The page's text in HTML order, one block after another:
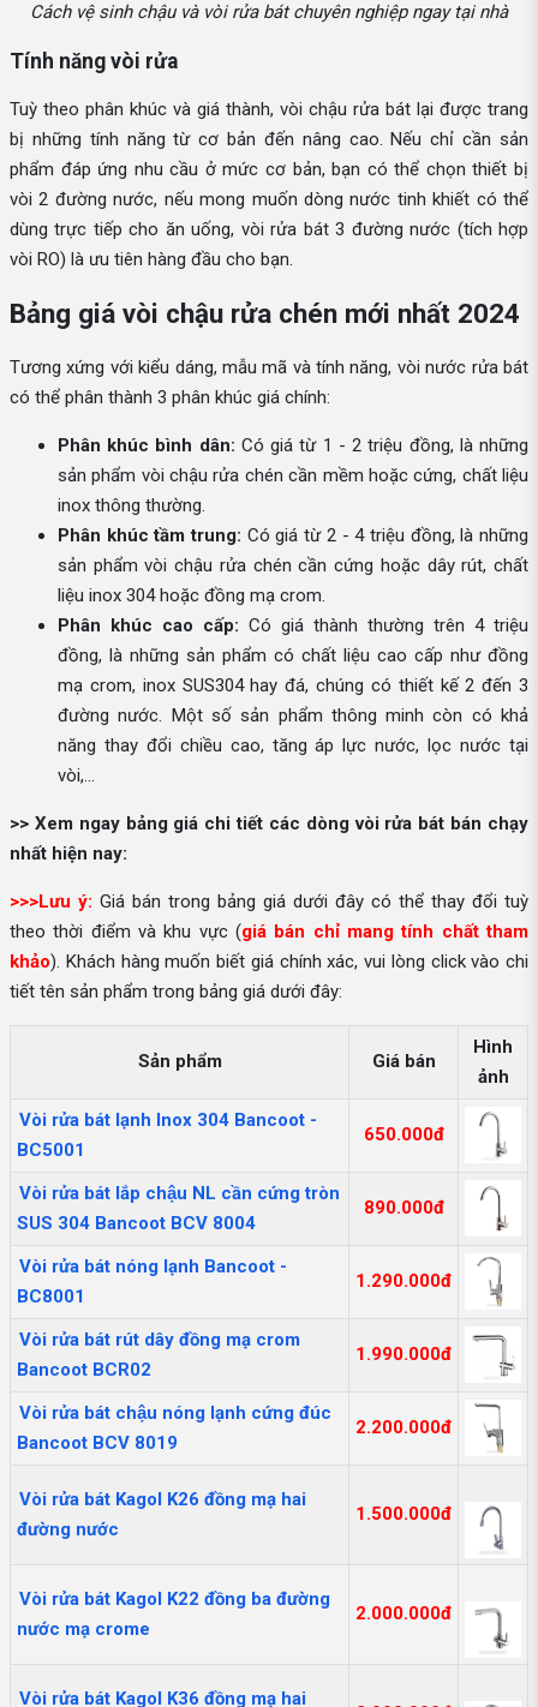
Cách vệ sinh chậu và vòi rửa bát chuyên nghiệp ngay tại nhà
Tính năng vòi rửa
Tuỳ theo phân khúc và giá thành, vòi chậu rửa bát lại được trang
bị những tính năng từ cơ bản đến nâng cao. Nếu chỉ cần sản
phẩm đáp ứng nhu cầu ở mức cơ bản, bạn có thể chọn thiết bị
vòi 2 đường nước, nếu mong muốn dòng nước tinh khiết có thể
dùng trực tiếp cho ăn uống, vòi rửa bát 3 đường nước (tích hợp
vòi RO) là ưu tiên hàng đầu cho bạn.
Bảng giá vòi chậu rửa chén mới nhất 2024
Tương xứng với kiểu dáng, mẫu mã và tính năng, vòi nước rửa bát
có thể phân thành 3 phân khúc giá chính:
Phân khúc bình dân: Có giá từ 1 - 2 triệu đồng, là những
sản phẩm vòi chậu rửa chén cần mềm hoặc cứng, chất liệu
inox thông thường.
Phân khúc tầm trung: Có giá từ 2 - 4 triệu đồng, là những
sản phẩm vòi chậu rửa chén cần cứng hoặc dây rút, chất
liệu inox 304 hoặc đồng mạ crom.
Phân khúc cao cấp: Có giá thành thường trên 4 triệu
đồng, là những sản phẩm có chất liệu cao cấp như đồng
mạ crom, inox SUS304 hay đá, chúng có thiết kế 2 đến 3
đường nước. Một số sản phẩm thông minh còn có khả
năng thay đổi chiều cao, tăng áp lực nước, lọc nước tại
vòi,...
>> Xem ngay bảng giá chi tiết các dòng vòi rửa bát bán chạy
nhất hiện nay:
>>>Lưu ý: Giá bán trong bảng giá dưới đây có thể thay đổi tuỳ
theo thời điểm và khu vực (giá bán chỉ mang tính chất tham
khảo). Khách hàng muốn biết giá chính xác, vui lòng click vào chi
tiết tên sản phẩm trong bảng giá dưới đây:
Sản phẩm Giá bán
Hình
ảnh
Vòi rửa bát lạnh Inox 304 Bancoot -
BC5001
650.000đ
Vòi rửa bát lắp chậu NL cần cứng tròn
SUS 304 Bancoot BCV 8004
890.000đ
Vòi rửa bát nóng lạnh Bancoot -
BC8001
1.290.000đ
Vòi rửa bát rút dây đồng mạ crom
Bancoot BCR02
1.990.000đ
Vòi rửa bát chậu nóng lạnh cứng đúc
Bancoot BCV 8019
2.200.000đ
Vòi rửa bát Kagol K26 đồng mạ hai
đường nước
1.500.000đ
Vòi rửa bát Kagol K22 đồng ba đường
nước mạ crome
2.000.000đ
Vòi rửa bát Kagol K36 đồng mạ hai